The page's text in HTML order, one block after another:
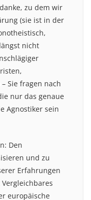
zu dem wir
(sie ist in der
nicht
Sie fragen nach
nur das genaue
Agnostiker sein
Den
und zu
Erfahrungen
europäische